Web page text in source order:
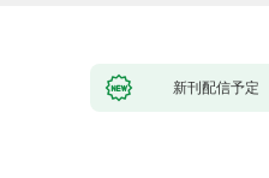
新刊配信予定